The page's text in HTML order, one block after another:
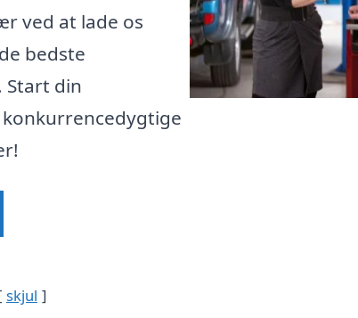
ved at lade os
bedste
Start din
skjul